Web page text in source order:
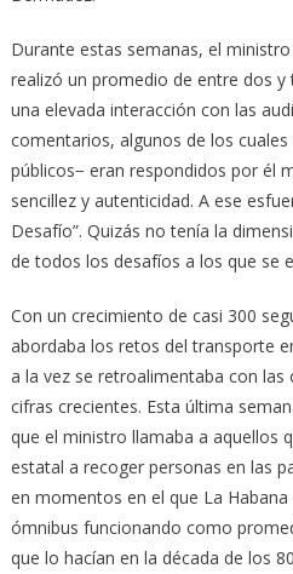
Durante estas semanas, el
realizó un promedio de entre dos y
una elevada interacción con las
comentarios, algunos de los
públicos− eran respondidos por él
sencillez y autenticidad. A ese
Desafío”. Quizás no tenía la
de todos los desafíos a los que se
Con un crecimiento de casi 300
abordaba los retos del transporte
a la vez se retroalimentaba con las
cifras crecientes. Esta última
que el ministro llamaba a aquellos
estatal a recoger personas en las
en momentos en el que La
ómnibus funcionando como
que lo hacían en la década de los